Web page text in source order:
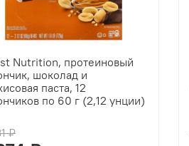
Nutrition, протеиновый
шоколад и
паста, 12
по 60 г (2,12 унции)
₽